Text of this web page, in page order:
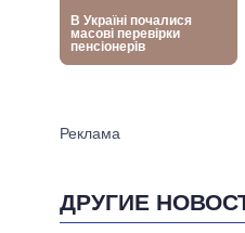
ДРУГИЕ